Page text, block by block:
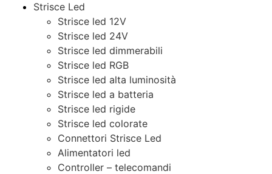
Strisce Led
Strisce led 12V
Strisce led 24V
Strisce led dimmerabili
Strisce led RGB
Strisce led alta luminosità
Strisce led a batteria
Strisce led rigide
Strisce led colorate
Connettori Strisce Led
Alimentatori led
Controller – telecomandi